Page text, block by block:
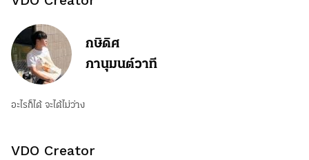
กษิดิศ
ภานุมนต์วาที
อะไรก็ได้ จะได้ไม่ว่าง
VDO Creator